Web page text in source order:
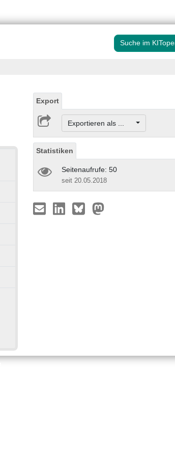
Suche im
Export
Exportieren als ...
Statistiken
Seitenaufrufe: 50
seit 20.05.2018